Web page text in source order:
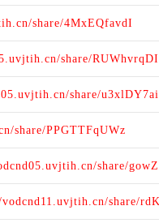
share/4MxEQfavdI
share/
share/
share/PPGTTFqUWz
share/
share/